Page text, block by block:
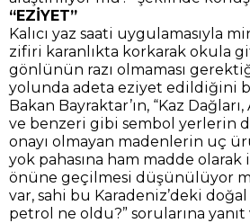
“EZİYET”
Kalıcı yaz saati uygulamasıyla
zifiri karanlıkta korkarak okula
gönlünün razı olmaması
yolunda adeta eziyet edildiğini
Bakan Bayraktar’ın, “Kaz
ve benzeri gibi sembol yerlerin
onayı olmayan madenlerin uç
yok pahasına ham madde
önüne geçilmesi düşünülüyor
var, sahi bu Karadeniz’deki doğal
petrol ne oldu?” sorularına